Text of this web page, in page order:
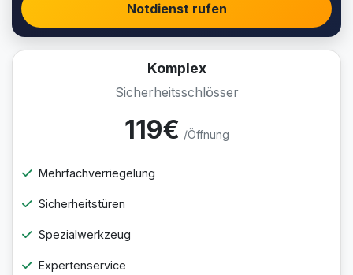
Notdienst rufen
Komplex
Sicherheitsschlösser
119€ /Öffnung
Mehrfachverriegelung
Sicherheitstüren
Spezialwerkzeug
Expertenservice